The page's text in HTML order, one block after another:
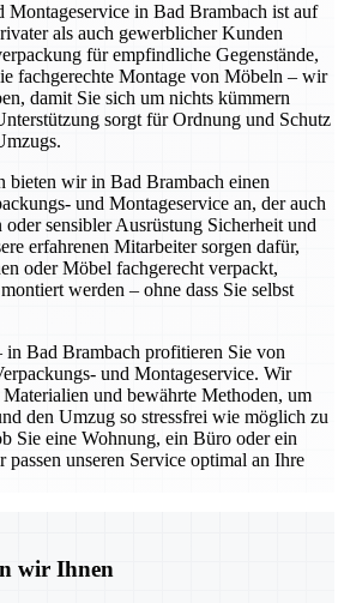
Montageservice in Bad Brambach ist auf
als auch gewerblicher Kunden
für empfindliche Gegenstände,
fachgerechte Montage von Möbeln – wir
damit Sie sich um nichts kümmern
sorgt für Ordnung und Schutz
bieten wir in Bad Brambach einen
und Montageservice an, der auch
sensibler Ausrüstung Sicherheit und
erfahrenen Mitarbeiter sorgen dafür,
oder Möbel fachgerecht verpackt,
werden – ohne dass Sie selbst
Bad Brambach profitieren Sie von
und Montageservice. Wir
und bewährte Methoden, um
den Umzug so stressfrei wie möglich zu
Sie eine Wohnung, ein Büro oder ein
unseren Service optimal an Ihre
wir Ihnen